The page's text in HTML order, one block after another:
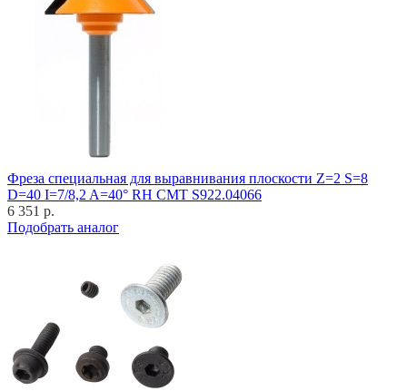
Фреза специальная для выравнивания плоскости Z=2 S=8
D=40 I=7/8,2 A=40° RH CMT S922.04066
6 351 р.
Подобрать аналог